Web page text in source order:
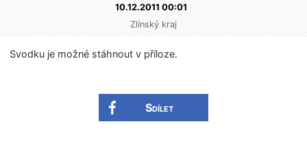
10.12.2011 00:01
Zlínský kraj
Svodku je možné stáhnout v příloze.
Sdílet